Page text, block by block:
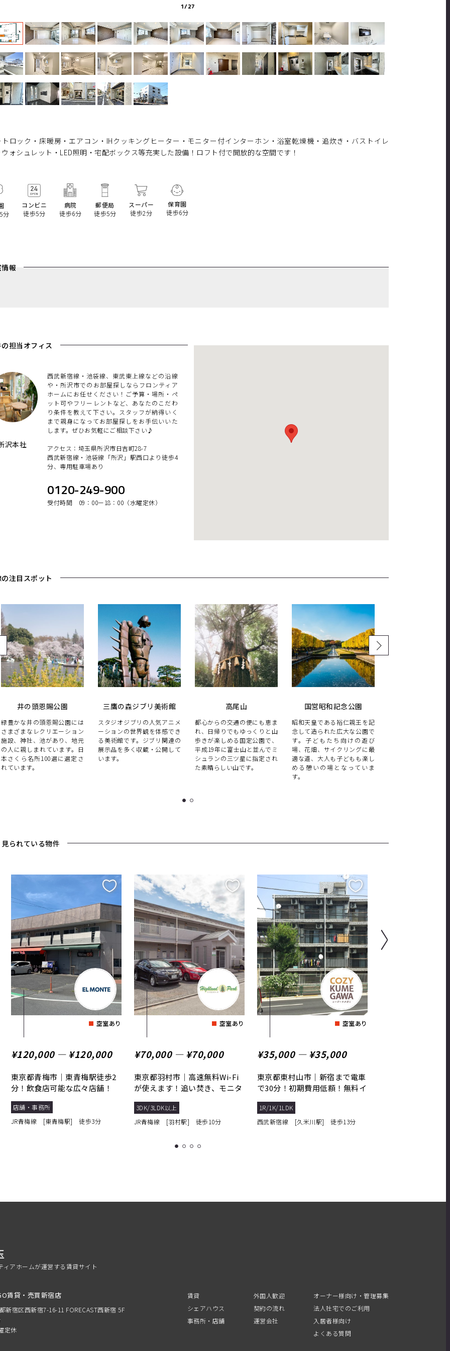
1/27
トロック・床暖房・エアコン・IHクッキングヒーター・モニター付インターホン・浴室乾燥機・追炊き・バストイレ
ォシュレット・LED照明・宅配ボックス等充実した設備！ロフト付で開放的な空間です！
分
コンビニ
徒歩5分
病院
徒歩6分
郵便局
徒歩5分
スーパー
徒歩2分
保育園
徒歩6分
報
担当オフィス
沢本社
西武新宿線・池袋線、東武東上線などの沿線
や・所沢市でのお部屋探しならフロンティア
ホームにお任せください！ご予算・場所・ペ
ット可やフリーレントなど、あなたのこだわ
り条件を教えて下さい。スタッフが納得いく
まで親身になってお部屋探しをお手伝いいた
します。ぜひお気軽にご相談下さい♪
アクセス：埼玉県所沢市日吉町28-7
西武新宿線・池袋線「所沢」駅西口より徒歩4
分、専用駐車場あり
0120-249-900
受付時間 09：00ー18：00（水曜定休）
注目スポット
井の頭恩賜公園
緑豊かな井の頭恩賜公園には
さまざまなレクリエーション
施設、神社、池があり、地元
の人に親しまれています。日
本さくら名所100選に選定さ
れています。
三鷹の森ジブリ美術館
スタジオジブリの人気アニメ
ーションの世界観を体感でき
る美術館です。ジブリ関連の
展示品を多く収蔵・公開して
います。
高尾山
都心からの交通の便にも恵ま
れ、日帰りでもゆっくりと山
歩きが楽しめる国定公園で、
平成19年に富士山と並んでミ
シュランの三ツ星に指定され
た素晴らしい山です。
国営昭和記念公園
昭和天皇である裕仁親王を記
念して造られた広大な公園で
す。子どもたち向けの遊び
場、花畑、サイクリングに最
適な道、大人も子どもも楽し
める憩いの場となっていま
す。
1 2
られている物件
空室あり
¥120,000 ― ¥120,000
東京都青梅市｜東青梅駅徒歩2
分！飲食店可能な広々店舗！
店舗・事務所
JR青梅線 [東青梅駅] 徒歩3分
空室あり
¥70,000 ― ¥70,000
東京都羽村市｜高速無料Wi-Fi
が使えます！追い焚き、モニタ
3DK/3LDK以上
JR青梅線 [羽村駅] 徒歩10分
空室あり
¥35,000 ― ¥35,000
東京都東村山市｜新宿まで電車
で30分！初期費用低額！無料イ
1R/1K/1LDK
西武新宿線 [久米川駅] 徒歩13分
1 2 3 4
ィアホームが運営する賃貸サイト
賃貸・売買新宿店
新宿区西新宿7-16-11 FORECAST西新宿 5F
定休
賃貸
シェアハウス
事務所・店舗
外国人歓迎
契約の流れ
運営会社
オーナー様向け・管理募集
法人社宅でのご利用
入居者様向け
よくある質問